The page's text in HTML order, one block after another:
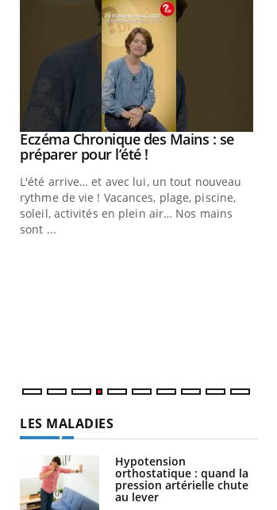
Youtube
Eczéma Chronique des Mains : se
préparer pour l’été !Youtube
L'été arrive… et avec lui, un tout nouveau
rythme de vie ! Vacances, plage, piscine,
soleil, activités en plein air… Nos mains
sont ...
LES MALADIES
Hypotension
orthostatique : quand la
pression artérielle chute
au lever